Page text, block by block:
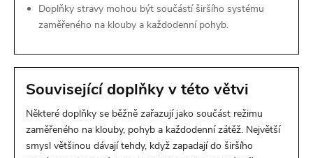
Doplňky stravy mohou být součástí širšího systému
zaměřeného na klouby a každodenní pohyb.
Související doplňky v této větvi
Některé doplňky se běžně zařazují jako součást režimu
zaměřeného na klouby, pohyb a každodenní zátěž. Největší
smysl většinou dávají tehdy, když zapadají do širšího